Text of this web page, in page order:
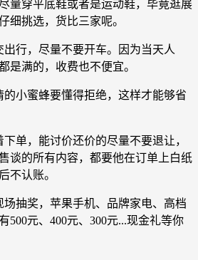
量穿平底鞋或者是运动鞋，毕竟逛展
细挑选，货比三家呢。
行，尽量不要开车。因为当天人
是满的，收费也不便宜。
小蜜蜂要懂得拒绝，这样才能够省
单，能讨价还价的尽量不要退让，
谈的所有内容，都要他在订单上白纸
不认账。
场抽奖，苹果手机、品牌家电、高档
500元、400元、300元...现金礼等你